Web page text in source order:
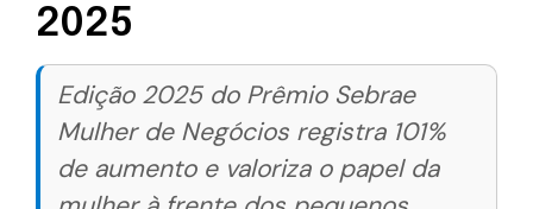
2025
Edição 2025 do Prêmio Sebrae
Mulher de Negócios registra 101%
de aumento e valoriza o papel da